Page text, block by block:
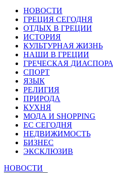
НОВОСТИ
ГРЕЦИЯ СЕГОДНЯ
ОТДЫХ В ГРЕЦИИ
ИСТОРИЯ
КУЛЬТУРНАЯ ЖИЗНЬ
НАШИ В ГРЕЦИИ
ГРЕЧЕСКАЯ ДИАСПОРА
СПОРТ
ЯЗЫК
РЕЛИГИЯ
ПРИРОДА
КУХНЯ
МОДА И SHOPPING
ЕС СЕГОДНЯ
НЕДВИЖИМОСТЬ
БИЗНЕС
ЭКСКЛЮЗИВ
НОВОСТИ